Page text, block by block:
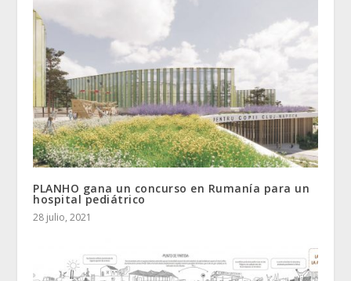
PLANHO gana un concurso en Rumanía para un
hospital pediátrico
28 julio, 2021